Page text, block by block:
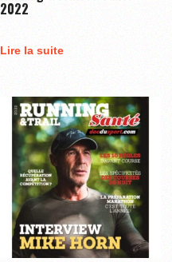
2022
Lire la suite